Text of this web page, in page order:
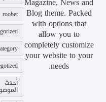
Blog theme. Packed
with options that
allow you to
completely customize
your website to your
needs.
roobet
أحدث